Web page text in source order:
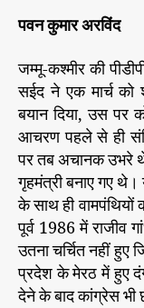
e
s
u
t
h
o
r
पवन कुमार अरविंद
जम्मू-कश्मीर की
सईद ने एक मार्च
बयान दिया, उस पर
आचरण पहले से ही
पर तब अचानक उभरे
गृहमंत्री बनाए गए थे।
के साथ ही वामपंथियों
पूर्व 1986 में राजीव
उतना चर्चित नहीं हुए
प्रदेश के मेरठ में हुए
देने के बाद कांग्रेस भी